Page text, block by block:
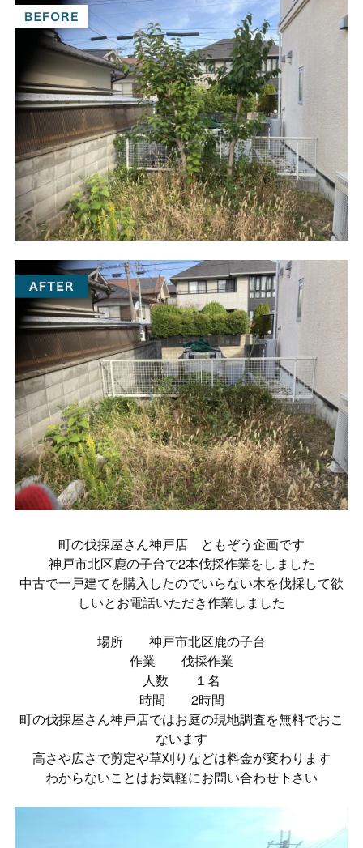
町の伐採屋さん神戸店 ともぞう企画です
神戸市北区鹿の子台で2本伐採作業をしました
中古で一戸建てを購入したのでいらない木を伐採して欲
しいとお電話いただき作業しました
場所 神戸市北区鹿の子台
作業 伐採作業
人数 １名
時間 2時間
町の伐採屋さん神戸店ではお庭の現地調査を無料でおこ
ないます
高さや広さで剪定や草刈りなどは料金が変わります
わからないことはお気軽にお問い合わせ下さい